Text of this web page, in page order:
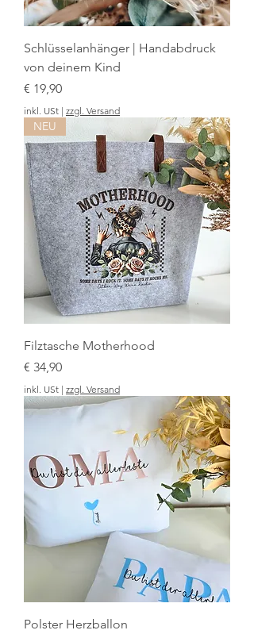
Schlüsselanhänger | Handabdruck
von deinem Kind
Preis
€ 19,90
inkl. USt | zzgl. Versand
NEU
Filztasche Motherhood
Preis
€ 34,90
inkl. USt | zzgl. Versand
Polster Herzballon